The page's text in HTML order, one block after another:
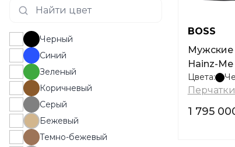
Черный
Синий
Зеленый
Коричневый
Серый
Бежевый
Темно-бежевый
BOSS
Мужские
Hainz-
Цвета:
Перчатки
1 795